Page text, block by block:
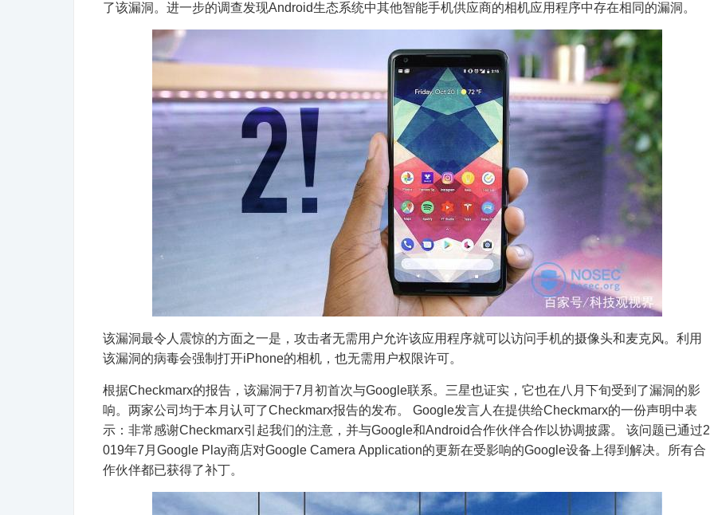
了该漏洞。进一步的调查发现Android生态系统中其他智能手机供应商的相机应用程序中存在相同的漏洞。
该漏洞最令人震惊的方面之一是，攻击者无需用户允许该应用程序就可以访问手机的摄像头和麦克风。利用
该漏洞的病毒会强制打开iPhone的相机，也无需用户权限许可。
根据Checkmarx的报告，该漏洞于7月初首次与Google联系。三星也证实，它也在八月下旬受到了漏洞的影
响。两家公司均于本月认可了Checkmarx报告的发布。 Google发言人在提供给Checkmarx的一份声明中表
示：非常感谢Checkmarx引起我们的注意，并与Google和Android合作伙伴合作以协调披露。 该问题已通过2
019年7月Google Play商店对Google Camera Application的更新在受影响的Google设备上得到解决。所有合
作伙伴都已获得了补丁。